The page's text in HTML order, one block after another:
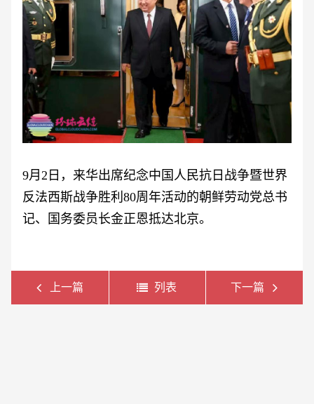
9月2日，来华出席纪念中国人民抗日战争暨世界
反法西斯战争胜利80周年活动的朝鲜劳动党总书
记、国务委员长金正恩抵达北京。
上一篇 列表 下一篇